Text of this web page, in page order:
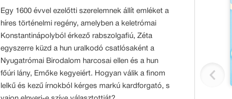
Egy 1600 évvel ezelőtti szerelemnek állít emléket a
híres történelmi regény, amelyben a keletrómai
Konstantinápolyból érkező rabszolgafiú, Zéta
egyszerre küzd a hun uralkodó csatlósaként a
Nyugatrómai Birodalom harcosai ellen és a hun
főúri lány, Emőke kegyeiért. Hogyan válik a finom
lelkű és kezű írnokból kérges markú kardforgató, s